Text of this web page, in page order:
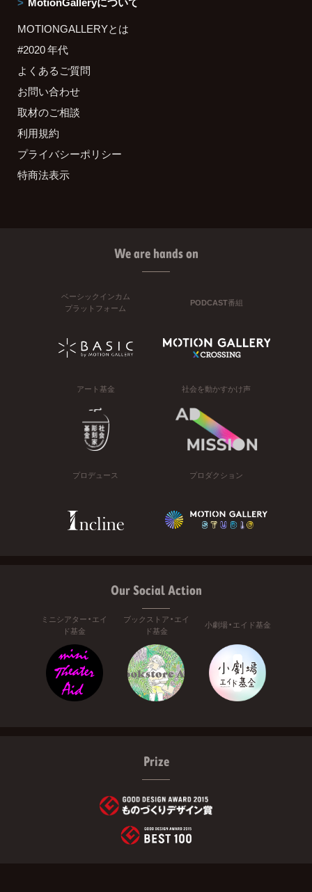
MOTIONGALLERYとは
#2020 年代
よくあるご質問
お問い合わせ
取材のご相談
利用規約
プライバシーポリシー
特商法表示
We are hands on
ベーシックインカム
プラットフォーム
PODCAST番組
アート基金 社会を動かすかけ声
プロデュース プロダクション
Our Social Action
ミニシアター・エイ
ド基金
ブックストア・エイ
ド基金
小劇場・エイド基金
Prize